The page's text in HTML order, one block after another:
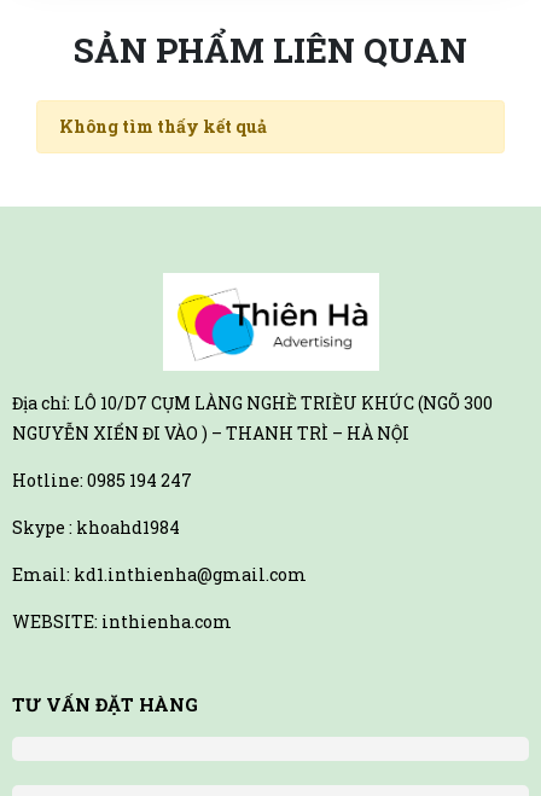
SẢN PHẨM LIÊN QUAN
Không tìm thấy kết quả
Địa chỉ: LÔ 10/D7 CỤM LÀNG NGHỀ TRIỀU KHÚC (NGÕ 300
NGUYỄN XIỂN ĐI VÀO ) – THANH TRÌ – HÀ NỘI
Hotline: 0985 194 247
Skype : khoahd1984
Email: kd1.inthienha@gmail.com
WEBSITE: inthienha.com
TƯ VẤN ĐẶT HÀNG